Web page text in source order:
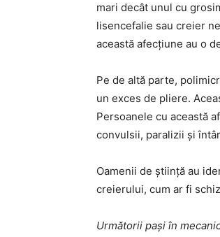
mari decât unul cu
lisencefalie sau creier
această afecțiune au o
Pe de altă parte,
un exces de pliere.
Persoanele cu această
convulsii, paralizii și
Oamenii de știință au
creierului, cum ar fi
Următorii pași în